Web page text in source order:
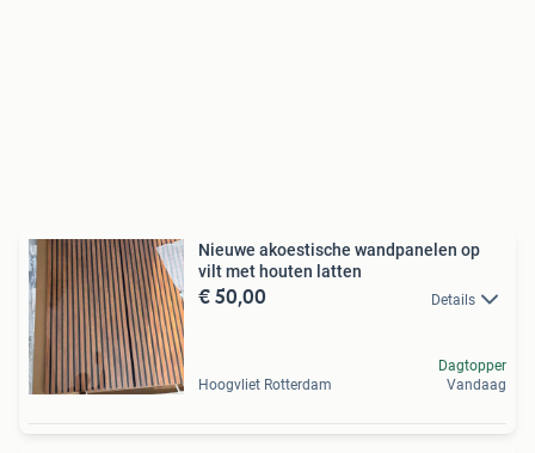
Nieuwe akoestische wandpanelen op
vilt met houten latten
€ 50,00 Details
Hoogvliet Rotterdam
Dagtopper
Vandaag